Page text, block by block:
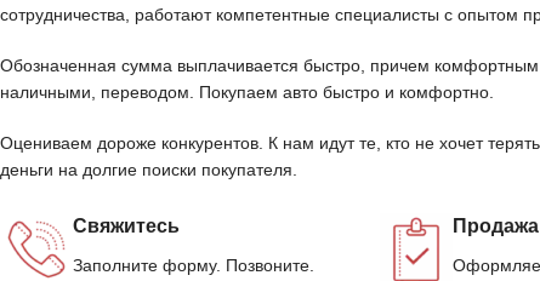
сотрудничества, работают компетентные специалисты с опытом
Обозначенная сумма выплачивается быстро, причем
наличными, переводом. Покупаем авто быстро и комфортно.
Оцениваем дороже конкурентов. К нам идут те, кто не хочет
деньги на долгие поиски покупателя.
Свяжитесь
Заполните форму. Позвоните.
Продажа